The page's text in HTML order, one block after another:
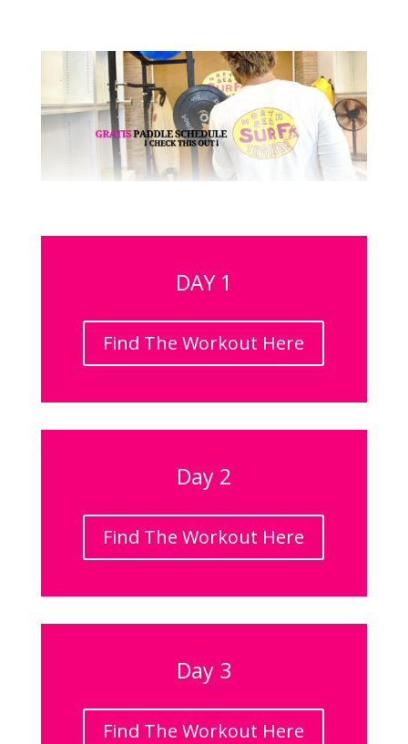
DAY 1
Find The Workout Here
Day 2
Find The Workout Here
Day 3
Find The Workout Here